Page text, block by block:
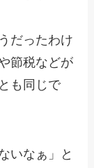
だったわけ
節税などが
も同じで
いなぁ」と